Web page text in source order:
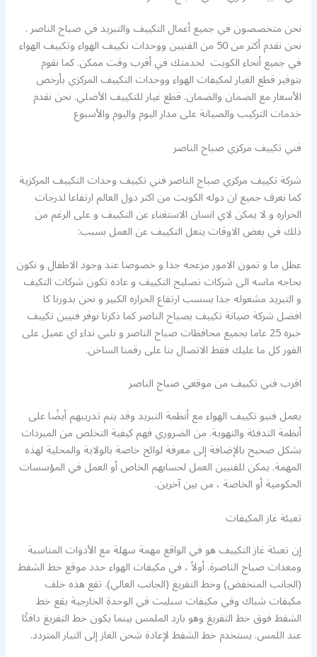
نحن متخصصون في جميع أعمال التكييف والتبريد في صباح الناصر .
نحن نقدم أكثر من 50 من الفنيين ووحدات تكييف الهواء وتكييف الهواء
في جميع أنحاء الكويت لخدمتك في أقرب وقت ممكن. كما نقوم
بتوفير قطع الغيار لمكيفات الهواء ووحدات التكييف المركزي بأرخص
الأسعار مع الضمان والضمان. قطع غيار للتكييف الأصلي. نحن نقدم
خدمات التركيب والصيانة على مدار اليوم واليوم والأسبوع
فني تكييف مركزي صباح الناصر
شركة تكييف مركزي صباح الناصر فني تكييف وحدات التكييف المركزية
كما نعرف جميع ان دوله الكويت من اكثر دول العالم ارتفاعا لدرجات
الحراره و لا يمكن لاي انسان الاستغناء عن التكييف و على الرغم من
ذلك في بعض الاوقات يتعل التكييف عن العمل بسبب:
عطل ما و تمون الامور مزعجه جدا و خصوصا عند وجود الاطفال و نكون
بحاجه ماسه الى شركات تصليح التكييف و عاده تكون شركات التكيف
و التبريد مشغوله جدا بسسب ارتفاع الحراره الكبير و نحن بدورنا كا
افضل شركة صيانة تكييف بصباح الناصر كما ذكرنا نوفر فنيين تكييف
خبره 25 عاما بجميع محافظات صباح الناصر و نلبي نداء اي عميل على
الفور كل ما عليك فقط الاتصال بنا على رقمنا الساخن.
اقرب فني تكييف من موقعي صباح الناصر
يعمل فنيو تكييف الهواء مع أنظمة التبريد وقد يتم تدريبهم أيضًا على
أنظمة التدفئة والتهوية. من الضروري فهم كيفية التخلص من المبردات
بشكل صحيح بالإضافة إلى معرفة لوائح خاصة بالولاية والمحلية لهذه
المهمة. يمكن للفنيين العمل لحسابهم الخاص أو العمل في المؤسسات
الحكومية أو الخاصة ، من بين آخرين.
تعبئة غاز المكيفات
إن تعبئة غاز التكييف هو في الواقع مهمة سهلة مع الأدوات المناسبة
ومعدات صباح الناصرة. أولاً ، في مكيفات الهواء حدد موقع خط الشفط
(الجانب المنخفض) وخط التفريغ (الجانب العالي). تقع هذه خلف
مكيفات شباك وفي مكيفات سبليت في الوحدة الخارجية يقع خط
الشفط فوق خط التفريغ وهو بارد الملمس بينما يكون خط التفريغ دافئًا
عند اللمس. يستخدم خط الشفط لإعادة شحن الغاز إلى التيار المتردد.